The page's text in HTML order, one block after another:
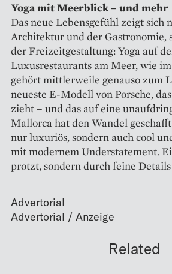
Yoga mit Meerblick – und mehr
Das neue Lebensgefühl zeigt sich
Architektur und der Gastronomie,
der Freizeitgestaltung: Yoga auf
Luxusrestaurants am Meer, wie
gehört mittlerweile genauso zum
neueste E-Modell von Porsche,
zieht – und das auf eine
Mallorca hat den Wandel
nur luxuriös, sondern auch cool
mit modernem Understatement.
protzt, sondern durch feine
Advertorial
Related